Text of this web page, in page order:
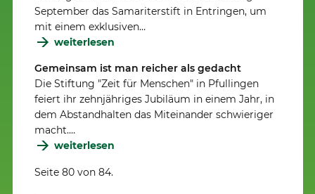
September das Samariterstift in Entringen, um
mit einem exklusiven…
weiterlesen
Gemeinsam ist man reicher als gedacht
Die Stiftung "Zeit für Menschen" in Pfullingen
feiert ihr zehnjähriges Jubiläum in einem Jahr, in
dem Abstandhalten das Miteinander schwieriger
macht.…
weiterlesen
Seite 80 von 84.